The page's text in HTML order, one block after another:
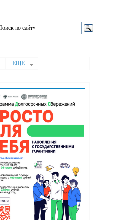
ЕЩЁ